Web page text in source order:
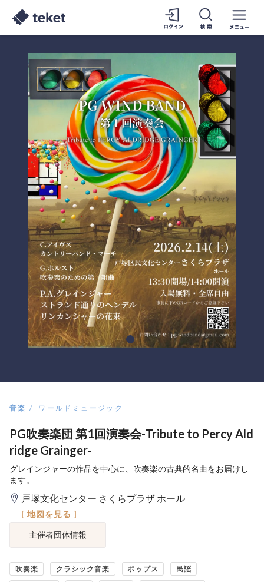
音楽 ワールドミュージック
PG吹奏楽団 第1回演奏会-Tribute to Percy Ald
ridge Grainger-
グレインジャーの作品を中心に、吹奏楽の古典的名曲をお届けし
ます。
戸塚文化センター さくらプラザ ホール
[ 地図を見る ]
主催者団体情報
吹奏楽 クラシック音楽 ポップス 民謡